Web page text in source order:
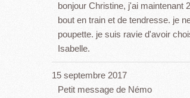
bonjour Christine, j'ai maintenant
bout en train et de tendresse. je
poupette. je suis ravie d'avoir
Isabelle.
15 septembre 2017
Petit message de Némo